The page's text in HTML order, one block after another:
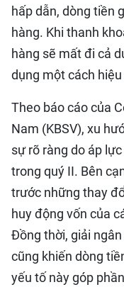
hấp dẫn, dòng tiền
hàng. Khi thanh
hàng sẽ mất đi cả
dụng một cách hiệu
Theo báo cáo của
Nam (KBSV), xu
sự rõ ràng do áp
trong quý II. Bên
trước những thay
huy động vốn của
Đồng thời, giải
cũng khiến dòng
yếu tố này góp